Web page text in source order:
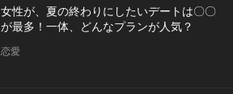
女性が、夏の終わりにしたいデートは〇〇
が最多！一体、どんなプランが人気？
恋愛